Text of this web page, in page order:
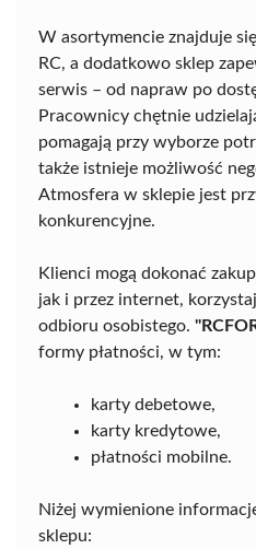
W asortymencie znajduje
RC, a dodatkowo sklep
serwis – od napraw po
Pracownicy chętnie
pomagają przy wyborze
także istnieje możliwość
Atmosfera w sklepie jest
konkurencyjne.
Klienci mogą dokonać
jak i przez internet,
odbioru osobistego.
formy płatności, w tym:
karty debetowe,
karty kredytowe,
płatności mobilne.
Niżej wymienione
sklepu: